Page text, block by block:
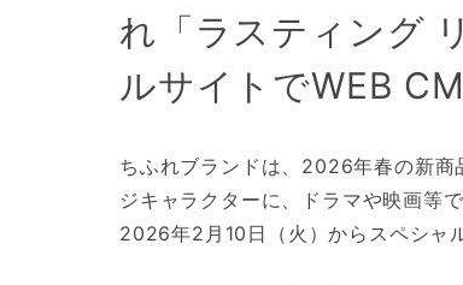
れ「ラスティング
ルサイトでWEB
ちふれブランドは、2026年春の新
ジキャラクターに、ドラマや映画等
2026年2月10日（火）からスペシャ